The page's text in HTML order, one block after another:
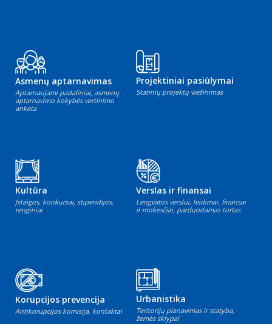
Asmenų aptarnavimas
Aptarnaujami padaliniai, asmenų
aptarnavimo kokybės vertinimo
anketa
Projektiniai pasiūlymai
Statinių projektų viešinimas
Kultūra
Įstaigos, konkursai, stipendijos,
renginiai
Verslas ir finansai
Lengvatos verslui, leidimai, finansai
ir mokesčiai, parduodamas turtas
Korupcijos prevencija
Antikorupcijos komisija, kontaktai
Urbanistika
Teritorijų planavimas ir statyba,
žemės sklypai